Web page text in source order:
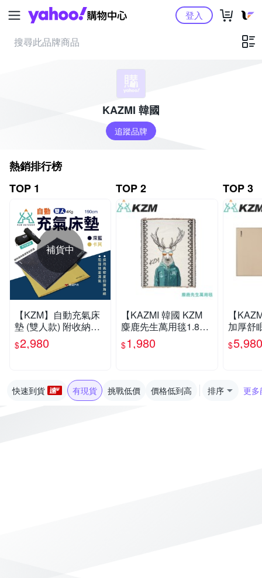
Yahoo購物中心登入
KAZMI 韓國
追蹤品牌
熱銷排行榜
TOP 1
補貨中
【KZM】自動充氣床
墊 (雙人款) 附收納袋
厚度5cm 悠遊戶外
$2,980
TOP 2
【KAZMI 韓國 KZM
麋鹿先生萬用毯1.8k
g】K21T3Z09/蓋毯/
地墊/野餐墊/登山露營
$1,980
TOP 3
【
加厚舒
人床
露營床
$5,980
快速到貨 有現貨 挑戰低價 價格低到高 排序 更多